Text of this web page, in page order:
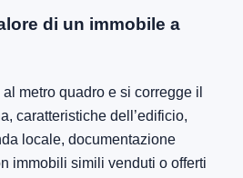
di un immobile a
metro quadro e si corregge il
caratteristiche dell’edificio,
locale, documentazione
immobili simili venduti o offerti